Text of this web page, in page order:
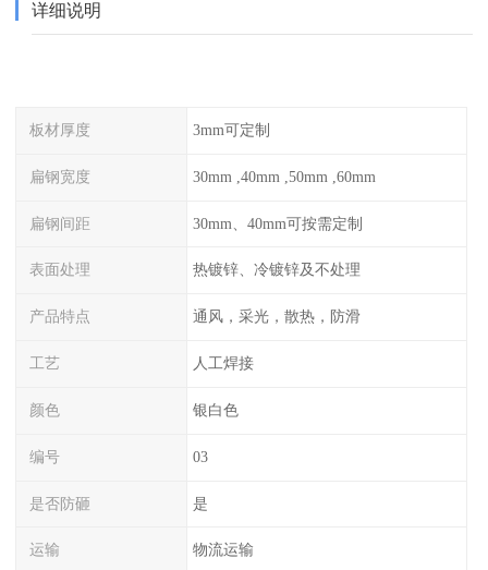
详细说明
板材厚度 3mm可定制
扁钢宽度 30mm ,40mm ,50mm ,60mm
扁钢间距 30mm、40mm可按需定制
表面处理 热镀锌、冷镀锌及不处理
产品特点 通风，采光，散热，防滑
工艺 人工焊接
颜色 银白色
编号 03
是否防砸 是
运输 物流运输